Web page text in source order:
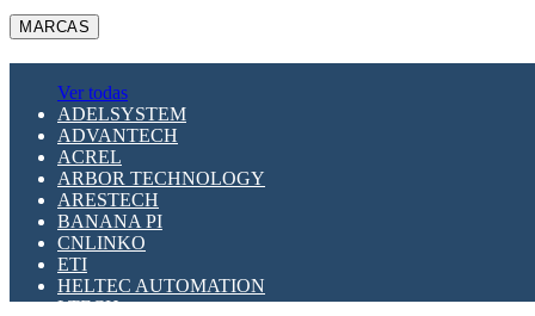
MARCAS
Ver todas
ADELSYSTEM
ADVANTECH
ACREL
ARBOR TECHNOLOGY
ARESTECH
BANANA PI
CNLINKO
ETI
HELTEC AUTOMATION
LTECH